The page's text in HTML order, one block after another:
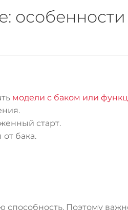
модели с баком или
старт.
бака.
способность. Поэтому